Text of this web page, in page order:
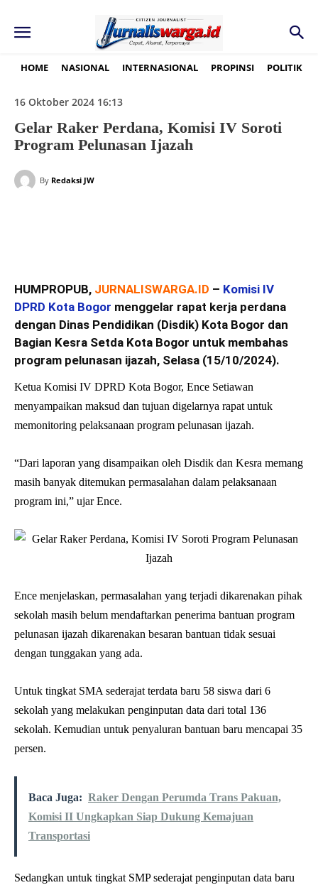
HOME NASIONAL INTERNASIONAL PROPINSI POLITIK
16 Oktober 2024 16:13
Gelar Raker Perdana, Komisi IV Soroti
Program Pelunasan Ijazah
By Redaksi JW
HUMPROPUB, JURNALISWARGA.ID – Komisi IV
DPRD Kota Bogor menggelar rapat kerja perdana
dengan Dinas Pendidikan (Disdik) Kota Bogor dan
Bagian Kesra Setda Kota Bogor untuk membahas
program pelunasan ijazah, Selasa (15/10/2024).
Ketua Komisi IV DPRD Kota Bogor, Ence Setiawan
menyampaikan maksud dan tujuan digelarnya rapat untuk
memonitoring pelaksanaan program pelunasan ijazah.
“Dari laporan yang disampaikan oleh Disdik dan Kesra memang
masih banyak ditemukan permasalahan dalam pelaksanaan
program ini,” ujar Ence.
Ence menjelaskan, permasalahan yang terjadi dikarenakan pihak
sekolah masih belum mendaftarkan penerima bantuan program
pelunasan ijazah dikarenakan besaran bantuan tidak sesuai
dengan tunggakan yang ada.
Untuk tingkat SMA sederajat terdata baru 58 siswa dari 6
sekolah yang melakukan penginputan data dari total 136
sekolah. Kemudian untuk penyaluran bantuan baru mencapai 35
persen.
Baca Juga: Raker Dengan Perumda Trans Pakuan,
Komisi II Ungkapkan Siap Dukung Kemajuan
Transportasi
Sedangkan untuk tingkat SMP sederajat penginputan data baru